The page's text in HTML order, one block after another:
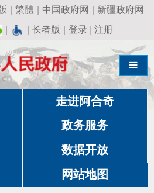
繁體 | 中国政府网 | 新疆政府网
长者版 | 登录|注册
导航切换
走进阿合奇
政务服务
数据开放
网站地图